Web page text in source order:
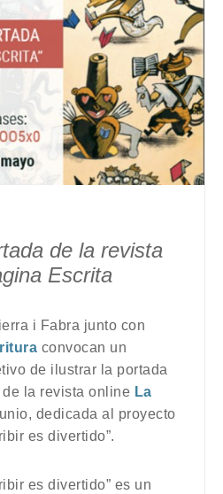
de la revista
Escrita
i Fabra junto con
convocan un
de ilustrar la portada
la revista online La
dedicada al proyecto
es divertido”.
es divertido” es un